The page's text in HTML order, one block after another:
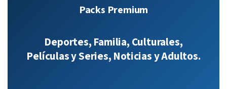
Packs Premium
Deportes, Familia, Culturales,
Películas y Series, Noticias y Adultos.